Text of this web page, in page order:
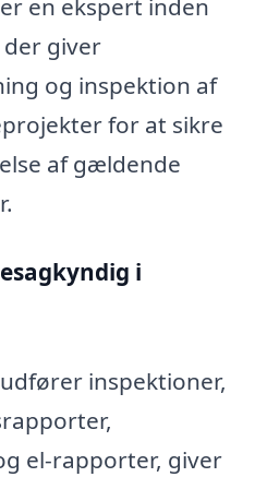
en ekspert inden
giver
og inspektion af
for at sikre
af gældende
i
inspektioner,
el-rapporter, giver